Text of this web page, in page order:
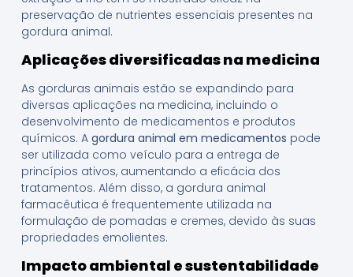
preservação de nutrientes essenciais presentes na
gordura animal.
Aplicações diversificadas na medicina
As gorduras animais estão se expandindo para
diversas aplicações na medicina, incluindo o
desenvolvimento de medicamentos e produtos
químicos. A gordura animal em medicamentos pode
ser utilizada como veículo para a entrega de
princípios ativos, aumentando a eficácia dos
tratamentos. Além disso, a gordura animal
farmacêutica é frequentemente utilizada na
formulação de pomadas e cremes, devido às suas
propriedades emolientes.
Impacto ambiental e sustentabilidade